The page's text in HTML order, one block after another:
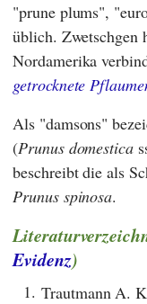
"prune plums",
üblich. Zwetschgen
Nordamerika
getrocknete
Als "damsons"
(Prunus domestica
beschreibt die als
Prunus spinosa.
Evidenz)
1. Trautmann A.